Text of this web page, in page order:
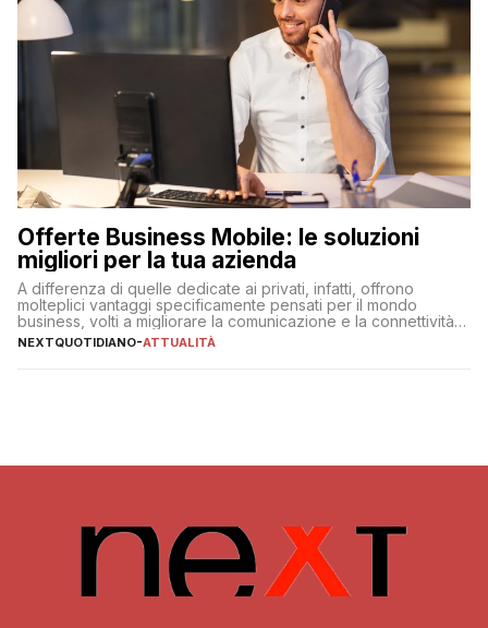
Offerte Business Mobile: le soluzioni
migliori per la tua azienda
A differenza di quelle dedicate ai privati, infatti, offrono
molteplici vantaggi specificamente pensati per il mondo
business, volti a migliorare la comunicazione e la connettività
degli utenti
NEXTQUOTIDIANO-ATTUALITÀ